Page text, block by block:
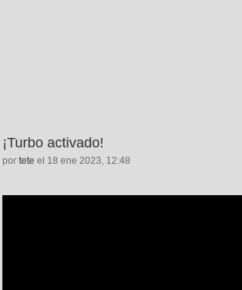
¡Turbo activado!
por tete el 18 ene 2023, 12:48